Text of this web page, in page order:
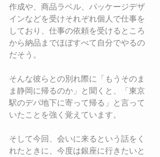
作成や、商品ラベル、パッケージデザ
インなどを受けそれぞれ個人で仕事を
しており、仕事の依頼を受けるところ
から納品までほぼすべて自分でやるの
だそう。
そんな彼らとの別れ際に「もうそのま
ま静岡に帰るのか」と聞くと、「東京
駅のデパ地下に寄って帰る」と言って
いたことを強く覚えています。
そして今回、会いに来るという話をく
れたときに、今度は銀座に行きたいと